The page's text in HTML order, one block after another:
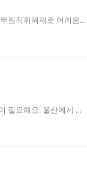
원직위해제로 어려움을
필요해요. 울산에서 민